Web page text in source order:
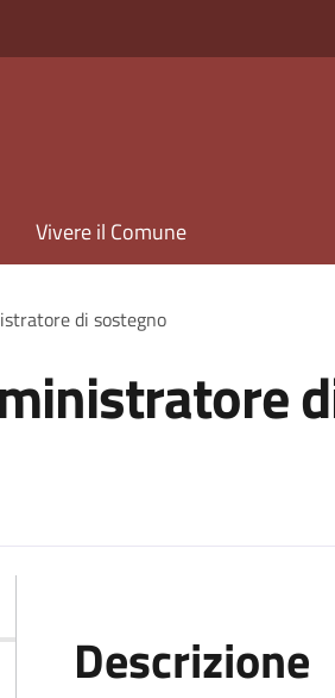
Vivere il Comune
di sostegno
Descrizione